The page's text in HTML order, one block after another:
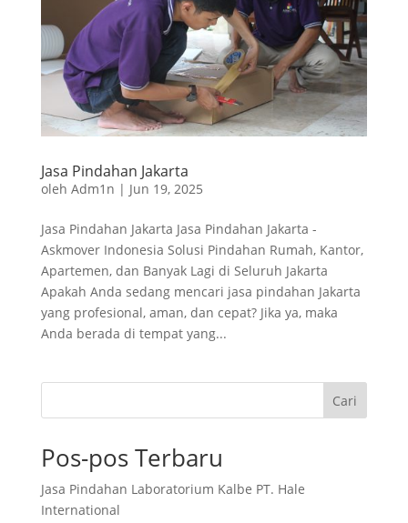
Jasa Pindahan Jakarta
oleh Adm1n | Jun 19, 2025
Jasa Pindahan Jakarta Jasa Pindahan Jakarta -
Askmover Indonesia Solusi Pindahan Rumah, Kantor,
Apartemen, dan Banyak Lagi di Seluruh Jakarta
Apakah Anda sedang mencari jasa pindahan Jakarta
yang profesional, aman, dan cepat? Jika ya, maka
Anda berada di tempat yang...
Cari
Pos-pos Terbaru
Jasa Pindahan Laboratorium Kalbe PT. Hale
International